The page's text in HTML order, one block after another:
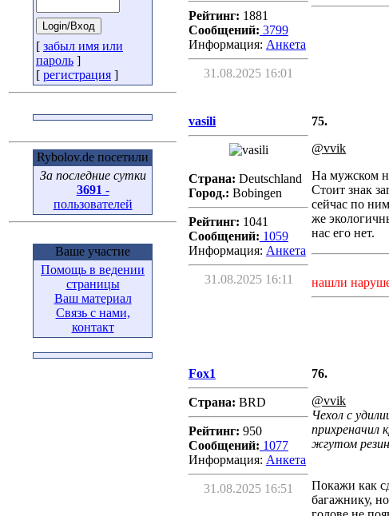
[ забыл имя или
пароль ]
[ регистрация ]
Rybolov.de посетили
За последние сутки
3691 -
пользователей
Ваше участие
Помощь в ведении
страницы
Ваш материал
Связь с нами,
контакт
Рейтинг: 1881
Сообщений: 3799
Информация: Aнкета
31.08.2025 16:01
vasili
Страна: Deutschland
Город.: Bobingen
Рейтинг: 1041
Сообщений: 1059
Информация: Aнкета
31.08.2025 16:11
75.
@vvik
На мужском
Стоит знак
сейчас по
же
нас его нет.
нашли
Fox1
Страна: BRD
Рейтинг: 950
Сообщений: 1077
Информация: Aнкета
31.08.2025 16:51
76.
@vvik
Чехол с
прихреначил
жгутом
Покажи как
багажнику,